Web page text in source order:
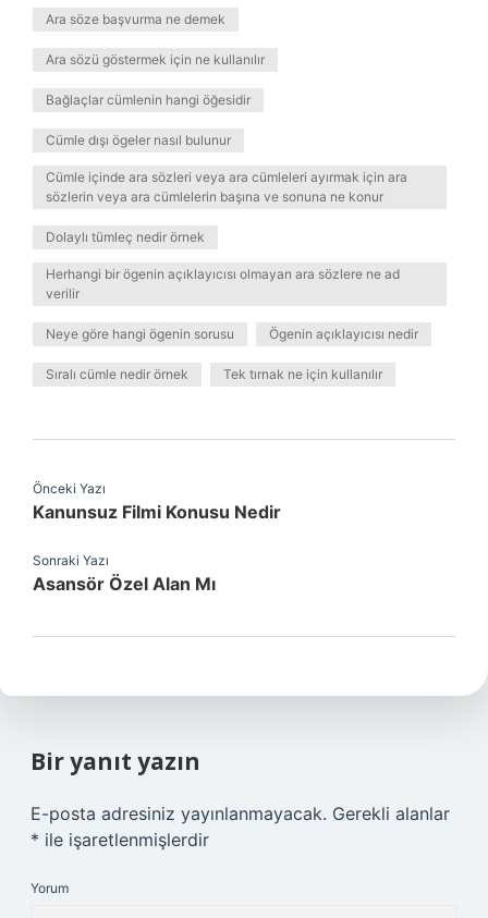
Ara söze başvurma ne demek
Ara sözü göstermek için ne kullanılır
Bağlaçlar cümlenin hangi öğesidir
Cümle dışı ögeler nasıl bulunur
Cümle içinde ara sözleri veya ara cümleleri ayırmak için ara
sözlerin veya ara cümlelerin başına ve sonuna ne konur
Dolaylı tümleç nedir örnek
Herhangi bir ögenin açıklayıcısı olmayan ara sözlere ne ad
verilir
Neye göre hangi ögenin sorusu Ögenin açıklayıcısı nedir
Sıralı cümle nedir örnek Tek tırnak ne için kullanılır
Önceki Yazı
Kanunsuz Filmi Konusu Nedir
Sonraki Yazı
Asansör Özel Alan Mı
Bir yanıt yazın
E-posta adresiniz yayınlanmayacak. Gerekli alanlar
* ile işaretlenmişlerdir
Yorum